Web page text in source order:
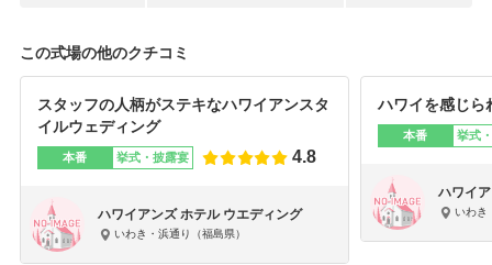
この式場の他のクチコミ
スタッフの人柄がステキなハワイアンスタ
イルウェディング
本番 挙式・披露宴 4.8
ハワイアンズ ホテル ウエディング
いわき・浜通り（福島県）
ハワイを感じら
本番 挙式
ハワイ
いわき